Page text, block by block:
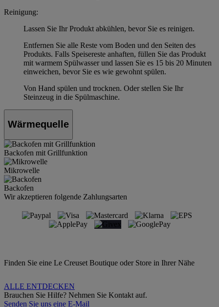
Reinigung:
Lassen Sie Ihr Produkt abkühlen, bevor Sie es reinigen.
Entfernen Sie alle Reste vom Boden und den Seiten des
Produkts. Falls Speisereste anhaften, füllen Sie das Produkt
mit warmem Spülwasser und lassen Sie es 15 bis 20 Minuten
einweichen, bevor Sie es wie gewohnt spülen.
Von Hand spülen und trocknen. Oder stellen Sie Ihr
Steinzeug in die Spülmaschine.
Wärmequelle
Backofen mit Grillfunktion
Mikrowelle
Backofen
Wir akzeptieren folgende Zahlungsarten
Finden Sie eine Le Creuset Boutique oder Store in Ihrer Nähe
ALLE ENTDECKEN
Brauchen Sie Hilfe? Nehmen Sie Kontakt auf.
Senden Sie uns eine E-Mail